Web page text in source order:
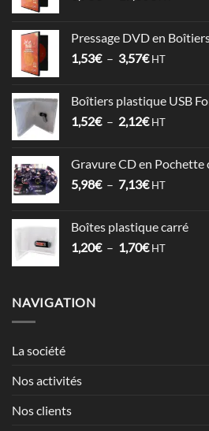
6,78€
à
Pressage DVD en
1,53€ – 3,57€Plage
1,53€
à
HT
Boîtiers plastique USB
1,52€ – 2,12€Plage
1,52€
à
HT
Gravure CD en Pochette
5,98€ – 7,13€Plage
5,98€
à
HT
Boîtes plastique carré
1,20€ – 1,70€Plage
HT
NAVIGATION
La société
Nos activités
Nos clients